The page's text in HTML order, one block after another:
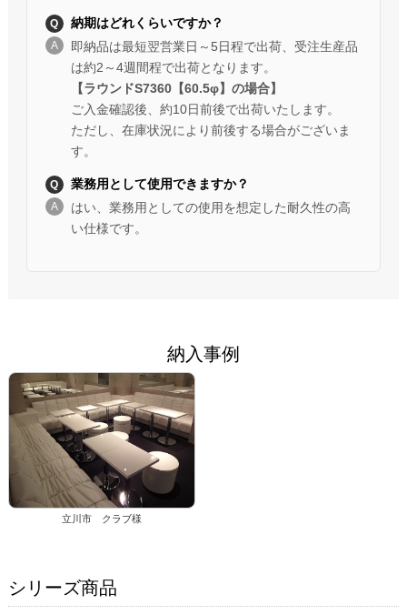
納期はどれくらいですか？
即納品は最短翌営業日～5日程で出荷、受注生産品
は約2～4週間程で出荷となります。
【ラウンドS7360【60.5φ】の場合】
ご入金確認後、約10日前後で出荷いたします。
ただし、在庫状況により前後する場合がございま
す。
業務用として使用できますか？
はい、業務用としての使用を想定した耐久性の高
い仕様です。
納入事例
立川市 クラブ様
シリーズ商品